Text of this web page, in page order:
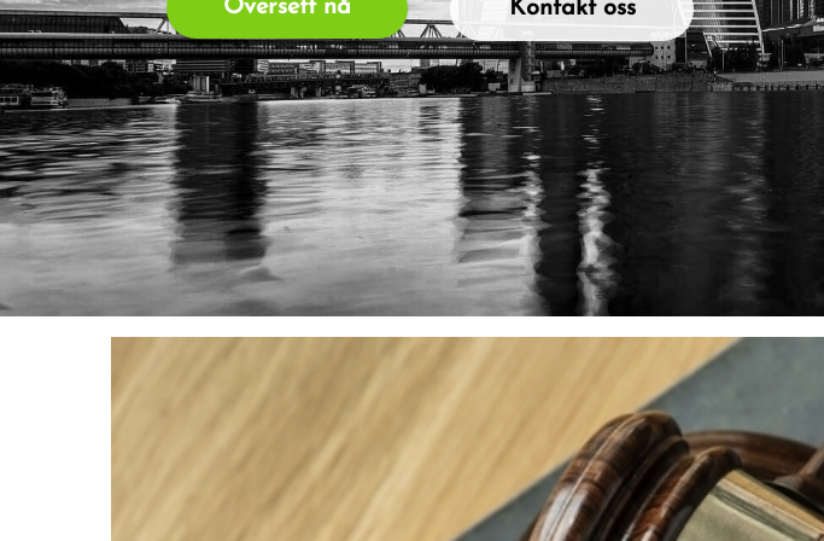
Oversett nå Kontakt oss